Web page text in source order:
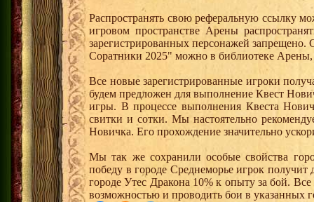
Распространять свою реферальную ссылку
игровом пространстве Арены
зарегистрированных персонажей
Соратники 2025" можно в библиотеке Арены,
Все новые зарегистрированные игроки
будем предложен для выполнение Квест
игры. В процессе выполнения Квеста
свитки и сотки. Мы настоятельно
Новичка. Его прохождение значительно
Мы так же сохранили особые свойства
победу в городе Среднеморье игрок
городе Утес Дракона 10% к опыту за бой.
возможностью и проводить бои в указанных